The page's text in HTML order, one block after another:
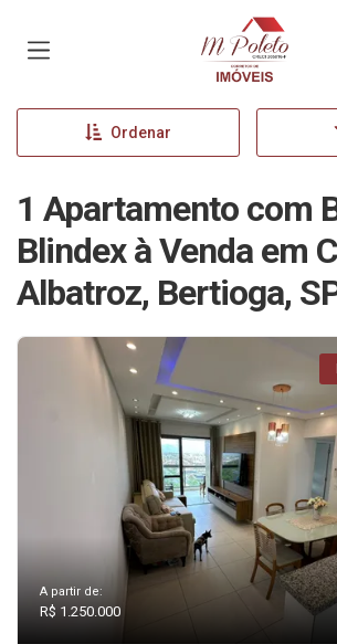
Página inicial
Ordenar
1 Apartamento com
Blindex à Venda em
Albatroz, Bertioga,
A partir de:
R$ 1.250.000